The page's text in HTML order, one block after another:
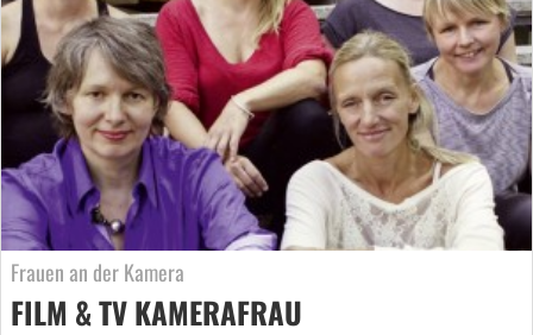
Frauen an der Kamera
FILM & TV KAMERAFRAU